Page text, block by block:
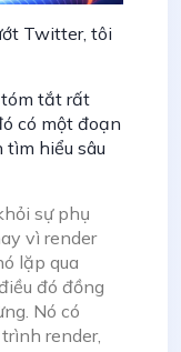
Twitter, tôi
tóm tắt rất
có một đoạn
hiểu sâu
sự phụ
vì render
lặp qua
đó đồng
Nó có
render,